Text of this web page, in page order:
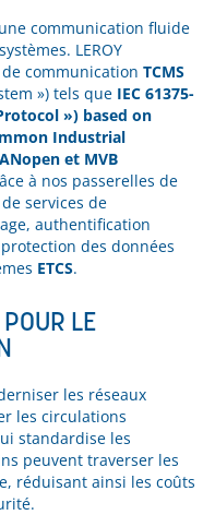
communication fluide
LEROY
communication TCMS
») tels que IEC 61375-
») based on
Industrial
et MVB
à nos passerelles de
services de
authentification
des données
ETCS.
LE
les réseaux
les circulations
standardise les
peuvent traverser les
réduisant ainsi les coûts